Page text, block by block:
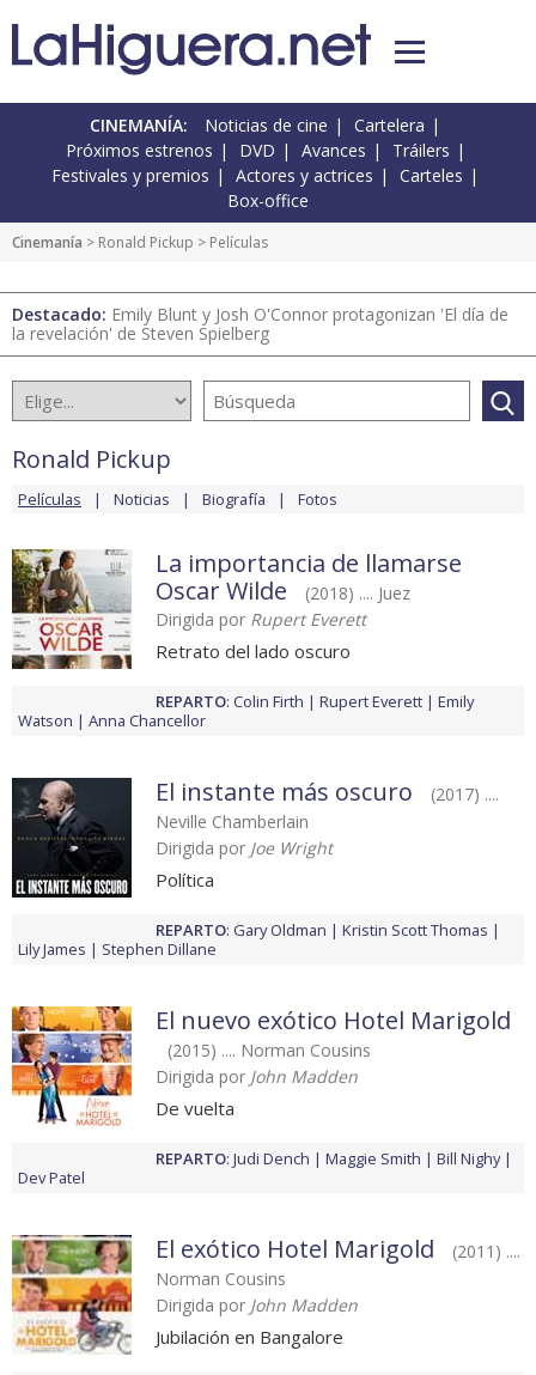
CINEMANÍA: Noticias de cine
Cartelera
Próximos estrenos
DVD Avances
Tráilers
Festivales y premios
Actores y actrices
Carteles
Box-office
Cinemanía > Ronald Pickup > Películas
Destacado: Emily Blunt y Josh O'Connor protagonizan 'El día de
la revelación' de Steven Spielberg
Ronald Pickup
Películas Noticias Biografía Fotos
La importancia de llamarse
Oscar Wilde
(2018) .... Juez
Dirigida por Rupert Everett
Retrato del lado oscuro
REPARTO: Colin Firth Rupert Everett
Emily
Watson
Anna Chancellor
El instante más oscuro
(2017) ....
Neville Chamberlain
Dirigida por Joe Wright
Política
REPARTO: Gary Oldman
Kristin Scott Thomas
Lily James
Stephen Dillane
El nuevo exótico Hotel Marigold
(2015) .... Norman Cousins
Dirigida por John Madden
De vuelta
REPARTO: Judi Dench Maggie Smith
Bill Nighy
Dev Patel
El exótico Hotel Marigold
(2011) ....
Norman Cousins
Dirigida por John Madden
Jubilación en Bangalore